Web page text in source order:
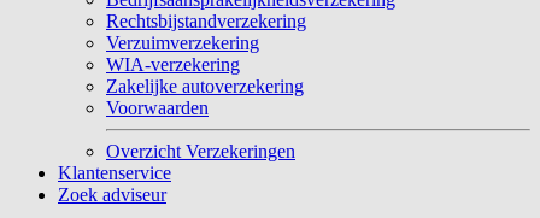
Rechtsbijstandverzekering
Verzuimverzekering
WIA-verzekering
Zakelijke autoverzekering
Voorwaarden
Overzicht Verzekeringen
Klantenservice
Zoek adviseur